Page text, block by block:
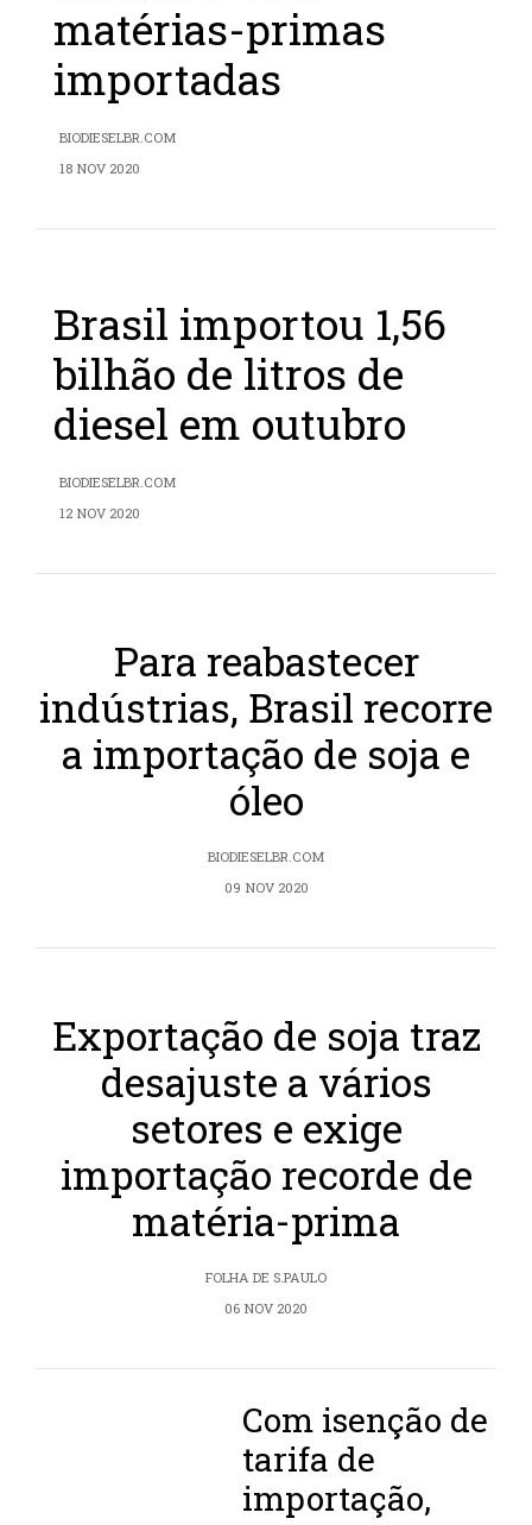
matérias-primas
importadas
BIODIESELBR.COM
18 NOV 2020
Brasil importou 1,56
bilhão de litros de
diesel em outubro
BIODIESELBR.COM
12 NOV 2020
Para reabastecer
indústrias, Brasil recorre
a importação de soja e
óleo
BIODIESELBR.COM
09 NOV 2020
Exportação de soja traz
desajuste a vários
setores e exige
importação recorde de
matéria-prima
FOLHA DE S.PAULO
06 NOV 2020
Com isenção de
tarifa de
importação,